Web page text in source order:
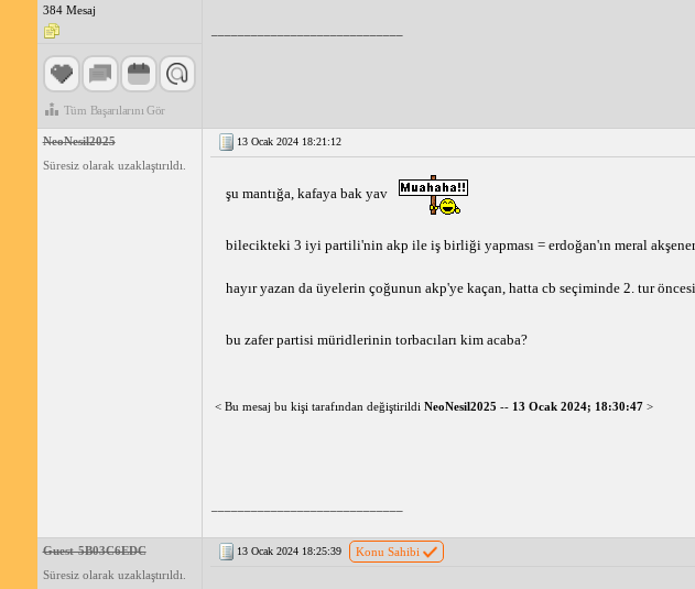
384 Mesaj
Tüm Başarılarını Gör
NeoNesil2025
Süresiz olarak uzaklaştırıldı.
13 Ocak 2024 18:21:12
şu mantığa, kafaya bak yav
bilecikteki 3 iyi partili'nin akp ile iş birliği yapması = erdoğan'ın meral
hayır yazan da üyelerin çoğunun akp'ye kaçan, hatta cb seçiminde 2. tur
bu zafer partisi müridlerinin torbacıları kim acaba?
< Bu mesaj bu kişi tarafından değiştirildi NeoNesil2025 -- 13 Ocak 2024; 18:30:47 >
Guest-5B03C6EDC
Süresiz olarak uzaklaştırıldı.
13 Ocak 2024 18:25:39 Konu Sahibi